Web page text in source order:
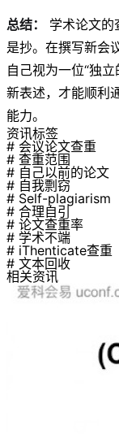
总结：
学术论文的
是抄。在撰写新会
自己视为一位“独
新表述，才能顺利
能力。
资讯标签
# 会议论文查重
# 查重范围
# 自己以前的论文
# 自我剽窃
# Self-plagiarism
# 合理自引
# 论文查重率
# 学术不端
# iThenticate查重
# 文本回收
相关资讯